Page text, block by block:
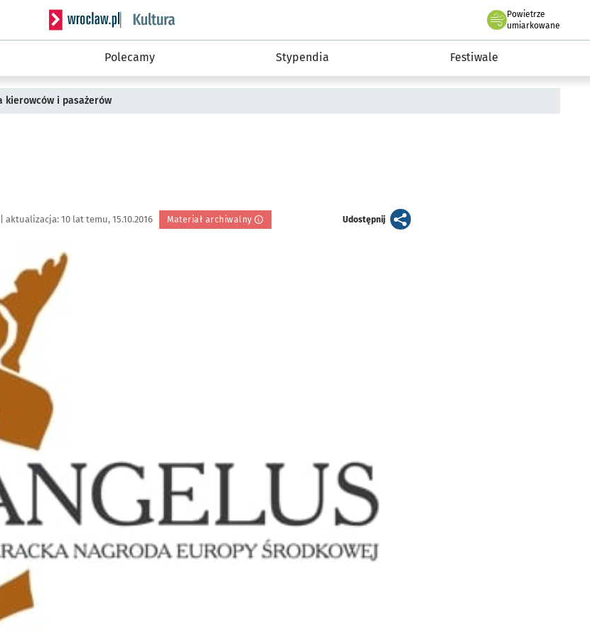
Serwis informacyjny wroclaw.pl podserwis: Kultura
Powietrze
we Wrocławiu
umiarkowane
Polecamy Stypendia Festiwale
kierowców i pasażerów
aktualizacja: 10 lat temu, 15.10.2016 Materiał archiwalny Udostępnijartykuł